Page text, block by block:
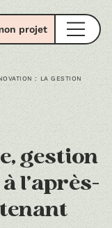
projet
: LA GESTION
gestion
l’après-